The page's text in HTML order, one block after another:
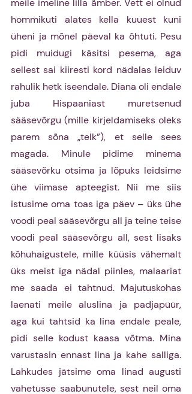
hommikuti alates kella kuuest kuni
üheni ja mõnel päeval ka õhtuti. Pesu
pidi muidugi käsitsi pesema, aga
sellest sai kiiresti kord nädalas leiduv
rahulik hetk iseendale. Diana oli endale
juba Hispaaniast muretsenud
sääsevõrgu (mille kirjeldamiseks oleks
parem sõna „telk”), et selle sees
magada. Minule pidime minema
sääsevõrku otsima ja lõpuks leidsime
ühe viimase apteegist. Nii me siis
istusime oma toas iga päev – üks ühe
voodi peal sääsevõrgu all ja teine teise
voodi peal sääsevõrgu all, sest lisaks
kõhuhaigustele, mille küüsis vähemalt
üks meist iga nädal piinles, malaariat
me saada ei tahtnud. Majutuskohas
laenati meile aluslina ja padjapüür,
aga kui tahtsid ka lina endale peale,
pidi selle kodust kaasa võtma. Mina
varustasin ennast lina ja kahe salliga.
Lahkudes jätsime oma linad augusti
vahetusse saabunutele, sest neil oma